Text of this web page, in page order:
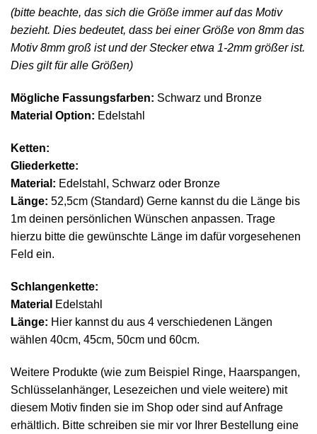
(bitte beachte, das sich die Größe immer auf das Motiv
bezieht. Dies bedeutet, dass bei einer Größe von 8mm das
Motiv 8mm groß ist und der Stecker etwa 1-2mm größer ist.
Dies gilt für alle Größen)
Mögliche Fassungsfarben: Schwarz und Bronze
Material Option: Edelstahl
Ketten:
Gliederkette:
Material: Edelstahl, Schwarz oder Bronze
Länge: 52,5cm (Standard) Gerne kannst du die Länge bis
1m deinen persönlichen Wünschen anpassen. Trage
hierzu bitte die gewünschte Länge im dafür vorgesehenen
Feld ein.
Schlangenkette:
Material Edelstahl
Länge: Hier kannst du aus 4 verschiedenen Längen
wählen 40cm, 45cm, 50cm und 60cm.
Weitere Produkte (wie zum Beispiel Ringe, Haarspangen,
Schlüsselanhänger, Lesezeichen und viele weitere) mit
diesem Motiv finden sie im Shop oder sind auf Anfrage
erhältlich. Bitte schreiben sie mir vor Ihrer Bestellung eine